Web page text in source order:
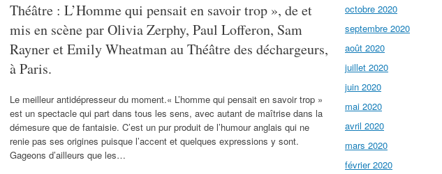
Théâtre : L’Homme qui pensait en savoir trop », de et
mis en scène par Olivia Zerphy, Paul Lofferon, Sam
Rayner et Emily Wheatman au Théâtre des déchargeurs,
à Paris.
Le meilleur antidépresseur du moment.« L’homme qui pensait en savoir trop »
est un spectacle qui part dans tous les sens, avec autant de maîtrise dans la
démesure que de fantaisie. C’est un pur produit de l’humour anglais qui ne
renie pas ses origines puisque l’accent et quelques expressions y sont.
Gageons d’ailleurs que les…
octobre 2020
septembre 2020
août 2020
juillet 2020
juin 2020
mai 2020
avril 2020
mars 2020
février 2020